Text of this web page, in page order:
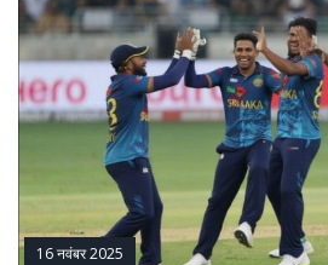
16 नवंबर 2025